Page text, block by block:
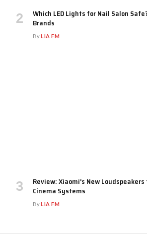
Which LED Lights for Nail Salon
Brands
ByLIA FM
Review: Xiaomi’s New
Cinema Systems
ByLIA FM